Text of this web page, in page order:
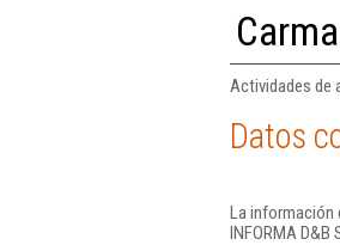
Actividades de
Datos
La información
INFORMA D&B